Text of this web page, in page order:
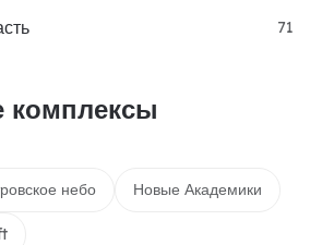
71
комплексы
небо Новые Академики